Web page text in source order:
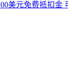
美元免费抵扣金